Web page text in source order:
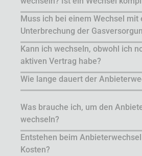
Muss ich bei einem Wechsel mit
Unterbrechung der
Kann ich wechseln, obwohl ich
aktiven Vertrag habe?
Wie lange dauert der
Was brauche ich, um den
wechseln?
Entstehen beim
Kosten?